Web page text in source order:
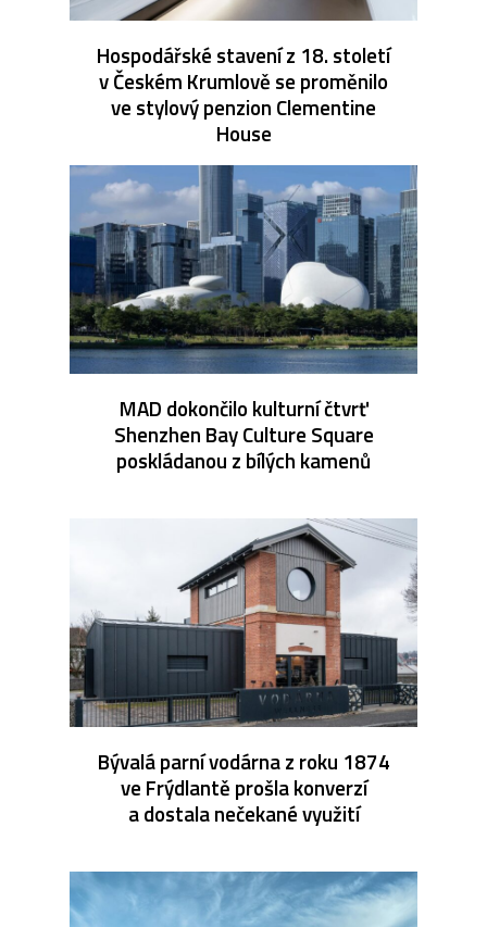
Hospodářské stavení z 18. století
v Českém Krumlově se proměnilo
ve stylový penzion Clementine
House
MAD dokončilo kulturní čtvrť
Shenzhen Bay Culture Square
poskládanou z bílých kamenů
Bývalá parní vodárna z roku 1874
ve Frýdlantě prošla konverzí
a dostala nečekané využití